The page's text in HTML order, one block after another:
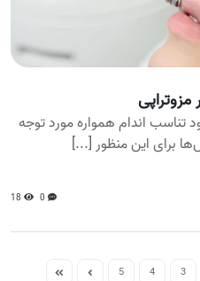
اندام همواره مورد توجه
برای این منظور [...]
0
18
3
4
5